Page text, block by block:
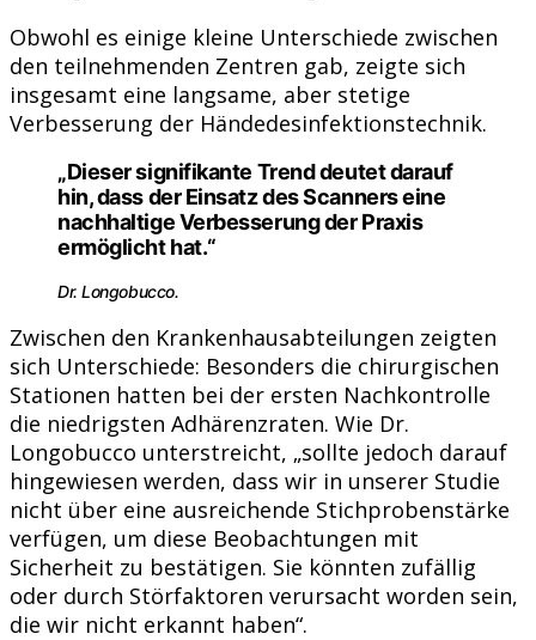
Obwohl es einige kleine Unterschiede zwischen
den teilnehmenden Zentren gab, zeigte sich
insgesamt eine langsame, aber stetige
Verbesserung der Händedesinfektionstechnik.
„Dieser signifikante Trend deutet darauf
hin, dass der Einsatz des Scanners eine
nachhaltige Verbesserung der Praxis
ermöglicht hat.“
Dr. Longobucco.
Zwischen den Krankenhausabteilungen zeigten
sich Unterschiede: Besonders die chirurgischen
Stationen hatten bei der ersten Nachkontrolle
die niedrigsten Adhärenzraten. Wie Dr.
Longobucco unterstreicht, „sollte jedoch darauf
hingewiesen werden, dass wir in unserer Studie
nicht über eine ausreichende Stichprobenstärke
verfügen, um diese Beobachtungen mit
Sicherheit zu bestätigen. Sie könnten zufällig
oder durch Störfaktoren verursacht worden sein,
die wir nicht erkannt haben“.